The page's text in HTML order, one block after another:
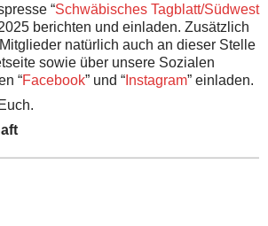
“Schwäbisches Tagblatt/Südwest
berichten und einladen. Zusätzlich
natürlich auch an dieser Stelle
sowie über unsere Sozialen
“Facebook” und “ Instagram” einladen.